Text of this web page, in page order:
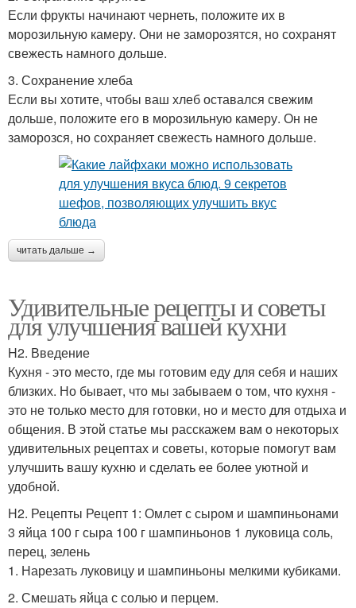
Если фрукты начинают чернеть, положите их в
морозильную камеру. Они не заморозятся, но сохранят
свежесть намного дольше.
3. Сохранение хлеба
Если вы хотите, чтобы ваш хлеб оставался свежим
дольше, положите его в морозильную камеру. Он не
заморозся, но сохраняет свежесть намного дольше.
читать дальше →
Удивительные рецепты и советы
для улучшения вашей кухни
H2. Введение
Кухня - это место, где мы готовим еду для себя и наших
близких. Но бывает, что мы забываем о том, что кухня -
это не только место для готовки, но и место для отдыха и
общения. В этой статье мы расскажем вам о некоторых
удивительных рецептах и советы, которые помогут вам
улучшить вашу кухню и сделать ее более уютной и
удобной.
H2. Рецепты Рецепт 1: Омлет с сыром и шампиньонами
3 яйца 100 г сыра 100 г шампиньонов 1 луковица соль,
перец, зелень
1. Нарезать луковицу и шампиньоны мелкими кубиками.
2. Смешать яйца с солью и перцем.